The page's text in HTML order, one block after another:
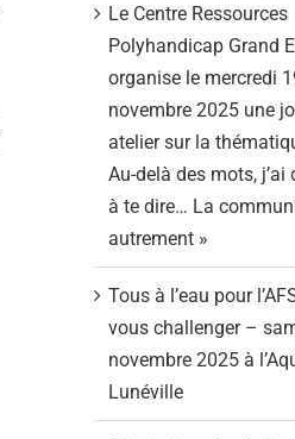
Le Centre Ressources
Polyhandicap Grand
organise le mercredi
novembre 2025 une
atelier sur la
Au-delà des mots, j’ai
à te dire… La
autrement »
Tous à l’eau pour
vous challenger –
novembre 2025 à
Lunéville